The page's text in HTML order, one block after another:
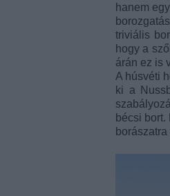
hanem
triviális
hogy a
árán ez is
A húsvéti
ki a
bécsi